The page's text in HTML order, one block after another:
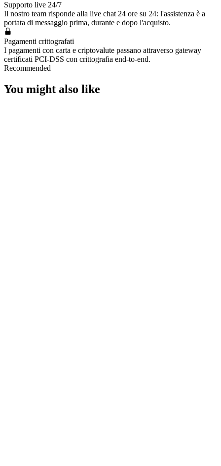
Supporto live 24/7
Il nostro team risponde alla live chat 24 ore su 24: l'assistenza è a
portata di messaggio prima, durante e dopo l'acquisto.
Pagamenti crittografati
I pagamenti con carta e criptovalute passano attraverso gateway
certificati PCI-DSS con crittografia end-to-end.
Recommended
You might also like